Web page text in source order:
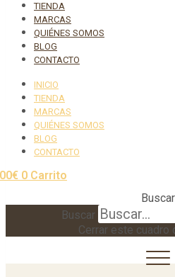
TIENDA
MARCAS
QUIÉNES SOMOS
BLOG
CONTACTO
INICIO
TIENDA
MARCAS
QUIÉNES SOMOS
BLOG
CONTACTO
€ 0 Carrito
Buscar
Buscar
Cerrar este cuadro